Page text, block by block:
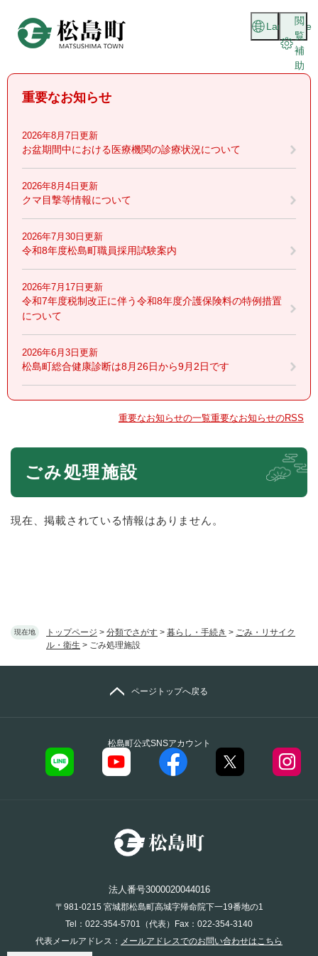
頭
閲
覧
補
助
Language
現在地 トップページ > 分類でさがす > 暮らし・手続き > ごみ・リサイク
ル・衛生 > ごみ処理施設
重要なお知らせ
2026年8月7日更新
お盆期間中における医療機関の診療状況について
2026年8月4日更新
クマ目撃等情報について
2026年7月30日更新
令和8年度松島町職員採用試験案内
2026年7月17日更新
令和7年度税制改正に伴う令和8年度介護保険料の特例措置
について
2026年6月3日更新
松島町総合健康診断は8月26日から9月2日です
重要なお知らせの一覧重要なお知らせのRSS
本
ごみ処理施設
現在、掲載されている情報はありません。
松島町公式SNSアカウント
ページトップへ戻る
法人番号3000020044016
〒981-0215 宮城郡松島町高城字帰命院下一19番地の1
Tel：022-354-5701（代表）Fax：022-354-3140
代表メールアドレス： メールアドレスでのお問い合わせはこちら